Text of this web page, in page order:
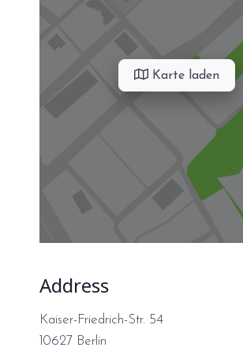
Karte laden
Address
Kaiser-Friedrich-Str. 54
10627 Berlin